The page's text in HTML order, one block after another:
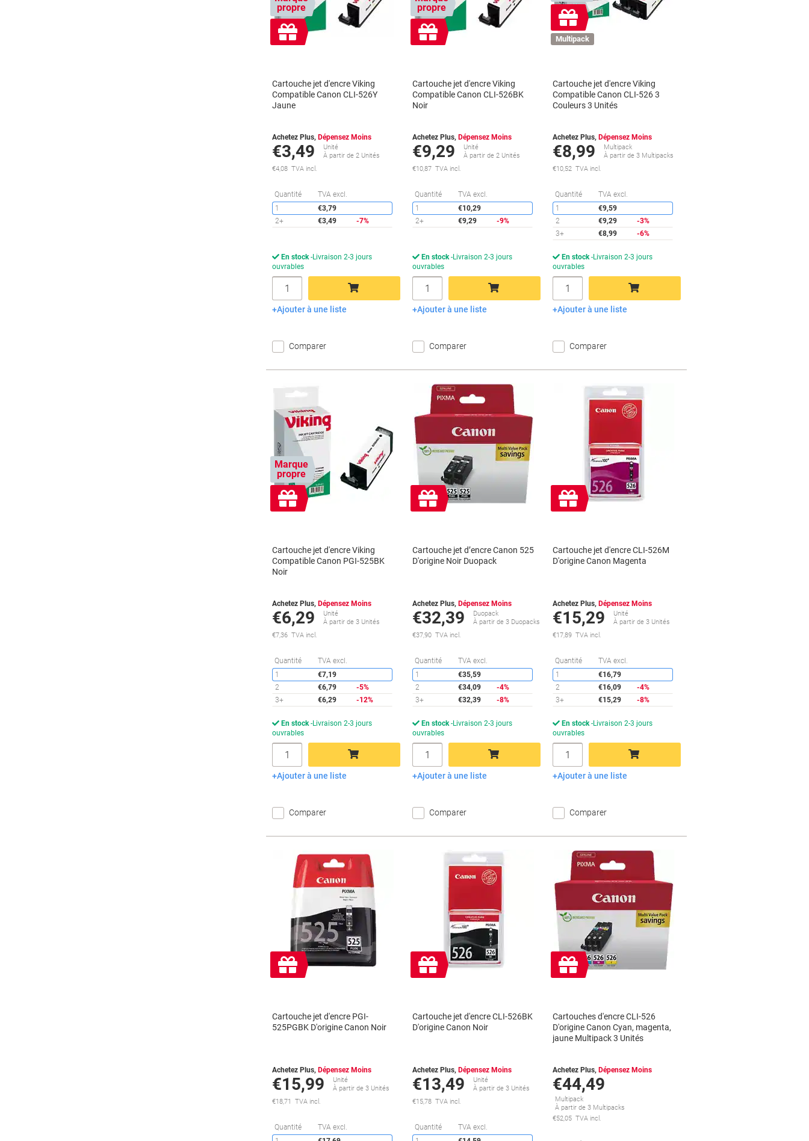
propre
Cadeau
gratuit
Cartouche jet d'encre Viking
Compatible Canon CLI-526Y
Jaune
Achetez Plus, Dépensez Moins
€3,49
Unité
À partir de 2 Unités
€4,08 TVA incl.
Quantité TVA excl.
Économies
1
€3,79
2+
€3,49 -7%
En stock Livraison 2-3 jours
ouvrables
Quantité
Ajouter au panier
Ajouter à une liste
Comparer
propre
Cadeau
gratuit
Cartouche jet d'encre Viking
Compatible Canon CLI-526BK
Noir
Achetez Plus, Dépensez Moins
€9,29
Unité
À partir de 2 Unités
€10,87 TVA incl.
Quantité TVA excl.
Économies
1
€10,29
2+
€9,29 -9%
En stock Livraison 2-3 jours
ouvrables
Quantité
Ajouter au panier
Ajouter à une liste
Comparer
Cadeau
gratuit
Multipack
Cartouche jet d'encre Viking
Compatible Canon CLI-526 3
Couleurs 3 Unités
Achetez Plus, Dépensez Moins
€8,99
Multipack
À partir de 3 Multipacks
€10,52 TVA incl.
Quantité TVA excl.
1
€9,59
2
€9,29
-3%
3+
€8,99 -6%
En stock Livraison 2-3 jours
ouvrables
Quantité
Ajouter au panier
Ajouter à une liste
Comparer
Marque
propre
Cadeau
gratuit
Cartouche jet d'encre Viking
Compatible Canon PGI-525BK
Noir
Achetez Plus, Dépensez Moins
€6,29
Unité
À partir de 3 Unités
€7,36 TVA incl.
Quantité TVA excl.
Économies
1
€7,19
2
€6,79
-5%
3+
€6,29 -12%
En stock Livraison 2-3 jours
ouvrables
Quantité
Ajouter au panier
Ajouter à une liste
Comparer
Cadeau
gratuit
Cartouche jet d’encre Canon 525
D'origine Noir Duopack
Achetez Plus, Dépensez Moins
€32,39
Duopack
À partir de 3 Duopacks
€37,90 TVA incl.
Quantité TVA excl.
Économies
1
€35,59
2
€34,09
-4%
3+
€32,39 -8%
En stock Livraison 2-3 jours
ouvrables
Quantité
Ajouter au panier
Ajouter à une liste
Comparer
Cadeau
gratuit
Cartouche jet d'encre CLI-526M
D'origine Canon Magenta
Achetez Plus, Dépensez Moins
€15,29
Unité
À partir de 3 Unités
€17,89 TVA incl.
Quantité TVA excl.
1
€16,79
2
€16,09
-4%
3+
€15,29 -8%
En stock Livraison 2-3 jours
ouvrables
Quantité
Ajouter au panier
Ajouter à une liste
Comparer
Cadeau
gratuit
Cartouche jet d'encre PGI-
525PGBK D'origine Canon Noir
Achetez Plus, Dépensez Moins
€15,99
Unité
À partir de 3 Unités
€18,71 TVA incl.
Quantité TVA excl.
Économies
Cadeau
gratuit
Cartouche jet d'encre CLI-526BK
D'origine Canon Noir
Achetez Plus, Dépensez Moins
€13,49
Unité
À partir de 3 Unités
€15,78 TVA incl.
Quantité TVA excl.
Cadeau
gratuit
Cartouches d'encre CLI-526
D'origine Canon Cyan, magenta,
jaune Multipack 3 Unités
Achetez Plus, Dépensez Moins
€44,49
Multipack
À partir de 3 Multipacks
€52,05 TVA incl.